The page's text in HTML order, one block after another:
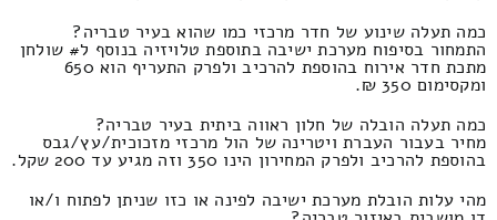
כמה תעלה שינוע של חדר מרכזי כמו שהוא בעיר טבריה?
התמחור בסיפוח מערכת ישיבה בתוספת טלויזיה בנוסף ל# שולחן
מתכת חדר אירוח בהוספת להרכיב ולפרק התעריף הוא 650
ומקסימום 350 ₪.
כמה תעלה הובלה של חלון ראווה ביתית בעיר טבריה?
מחיר בעבור העברת ויטרינה של הול מרכזי מזכוכית/עץ/גבס
בהוספת להרכיב ולפרק המחירון הינו 350 וזה מגיע עד 200 שקל.
מהי עלות הובלת מערכת ישיבה לפינה או כזו שניתן לפתוח ו/או